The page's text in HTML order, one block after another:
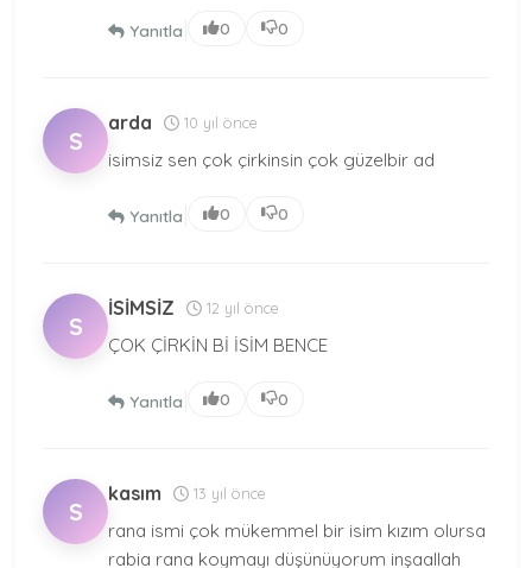
Yanıtla 0 0
S
arda 10 yıl önce
isimsiz sen çok çirkinsin çok güzelbir ad
Yanıtla 0 0
S
İSİMSİZ 12 yıl önce
ÇOK ÇİRKİN Bİ İSİM BENCE
Yanıtla 0 0
S
kasım 13 yıl önce
rana ismi çok mükemmel bir isim kızım olursa
rabia rana koymayı düşünüyorum inşaallah